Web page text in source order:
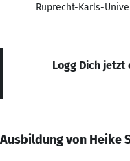
Ruprecht-Karls-
Logg Dich jetzt
Ausbildung von Heike